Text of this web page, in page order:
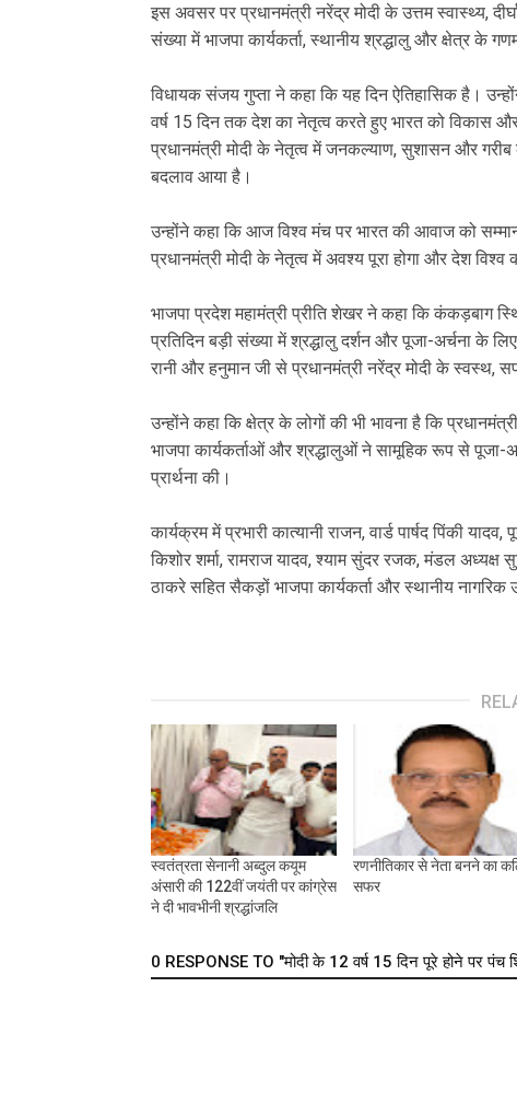
‎इस अवसर पर प्रधानमंत्री नरेंद्र मोदी के उत्तम स्वास्थ्य,
संख्या में भाजपा कार्यकर्ता, स्थानीय श्रद्धालु और क्षेत्र के
‎विधायक संजय गुप्ता ने कहा कि यह दिन ऐतिहासिक है।
वर्ष 15 दिन तक देश का नेतृत्व करते हुए भारत को विकास
प्रधानमंत्री मोदी के नेतृत्व में जनकल्याण, सुशासन और
बदलाव आया है।
‎उन्होंने कहा कि आज विश्व मंच पर भारत की आवाज को
प्रधानमंत्री मोदी के नेतृत्व में अवश्य पूरा होगा और देश
‎भाजपा प्रदेश महामंत्री प्रीति शेखर ने कहा कि कंकड़बाग
प्रतिदिन बड़ी संख्या में श्रद्धालु दर्शन और पूजा-अर्चना के
रानी और हनुमान जी से प्रधानमंत्री नरेंद्र मोदी के स्वस्थ,
‎उन्होंने कहा कि क्षेत्र के लोगों की भी भावना है कि
भाजपा कार्यकर्ताओं और श्रद्धालुओं ने सामूहिक रूप से पूजा-
प्रार्थना की।
‎कार्यक्रम में प्रभारी कात्यानी राजन, वार्ड पार्षद पिंकी
किशोर शर्मा, रामराज यादव, श्याम सुंदर रजक, मंडल
ठाकरे सहित सैकड़ों भाजपा कार्यकर्ता और स्थानीय नागरिक
स्वतंत्रता सेनानी अब्दुल कयूम
अंसारी की 122वीं जयंती पर कांग्रेस
ने दी भावभीनी श्रद्धांजलि
रणनीतिकार से नेता बनने का
सफर
0 RESPONSE TO "मोदी के 12 वर्ष 15 दिन पूरे होने पर पंच